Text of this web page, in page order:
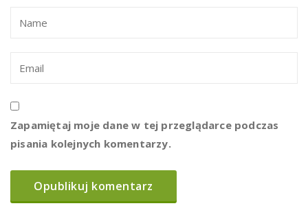
Zapamiętaj moje dane w tej przeglądarce podczas
pisania kolejnych komentarzy.